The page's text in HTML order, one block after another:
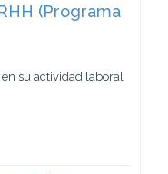
(Programa
su actividad laboral